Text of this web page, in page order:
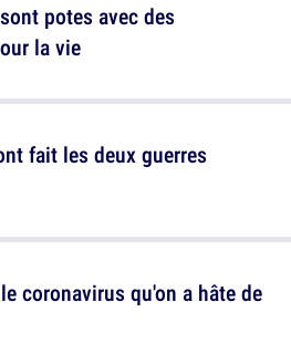
potes avec des
la vie
coronavirus qu'on a hâte de
fait les deux guerres